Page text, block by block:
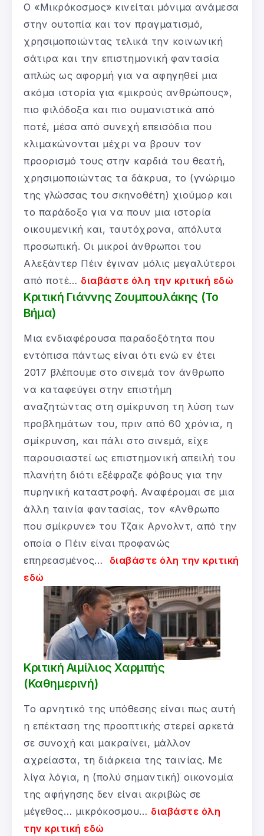
Ο «Μικρόκοσμος» κινείται μόνιμα ανάμεσα
στην ουτοπία και τον πραγματισμό,
χρησιμοποιώντας τελικά την κοινωνική
σάτιρα και την επιστημονική φαντασία
απλώς ως αφορμή για να αφηγηθεί μια
ακόμα ιστορία για «μικρούς ανθρώπους»,
πιο φιλόδοξα και πιο ουμανιστικά από
ποτέ, μέσα από συνεχή επεισόδια που
κλιμακώνονται μέχρι να βρουν τον
προορισμό τους στην καρδιά του θεατή,
χρησιμοποιώντας τα δάκρυα, το (γνώριμο
της γλώσσας του σκηνοθέτη) χιούμορ και
το παράδοξο για να πουν μια ιστορία
οικουμενική και, ταυτόχρονα, απόλυτα
προσωπική. Οι μικροί άνθρωποι του
Αλεξάντερ Πέιν έγιναν μόλις μεγαλύτεροι
από ποτέ… διαβάστε όλη την κριτική εδώ
Κριτική Γιάννης Ζουμπουλάκης (Το
Βήμα)
Μια ενδιαφέρουσα παραδοξότητα που
εντόπισα πάντως είναι ότι ενώ εν έτει
2017 βλέπουμε στο σινεμά τον άνθρωπο
να καταφεύγει στην επιστήμη
αναζητώντας στη σμίκρυνση τη λύση των
προβλημάτων του, πριν από 60 χρόνια, η
σμίκρυνση, και πάλι στο σινεμά, είχε
παρουσιαστεί ως επιστημονική απειλή του
πλανήτη διότι εξέφραζε φόβους για την
πυρηνική καταστροφή. Αναφέρομαι σε μια
άλλη ταινία φαντασίας, τον «Ανθρωπο
που σμίκρυνε» του Τζακ Αρνολντ, από την
οποία ο Πέιν είναι προφανώς
επηρεασμένος… διαβάστε όλη την κριτική
εδώ
Κριτική Αιμίλιος Χαρμπής
(Καθημερινή)
Το αρνητικό της υπόθεσης είναι πως αυτή
η επέκταση της προοπτικής στερεί αρκετά
σε συνοχή και μακραίνει, μάλλον
αχρείαστα, τη διάρκεια της ταινίας. Με
λίγα λόγια, η (πολύ σημαντική) οικονομία
της αφήγησης δεν είναι ακριβώς σε
μέγεθος… μικρόκοσμου… διαβάστε όλη
την κριτική εδώ